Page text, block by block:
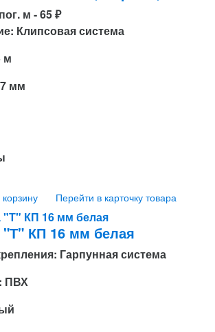
м -65₽
Клипсовая система
м
мм
Перейти в карточку товара
"Т" КП 16 мм белая
Гарпунная система
ПВХ